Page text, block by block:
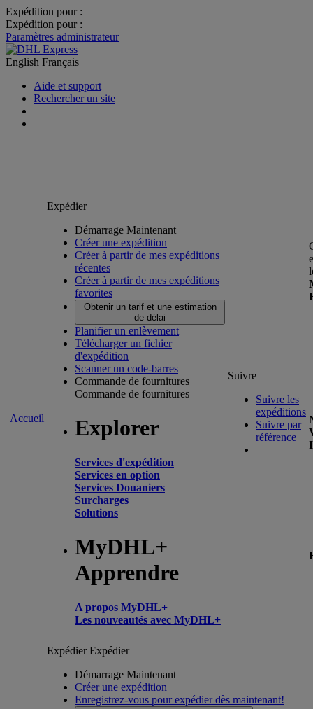
Expédition pour :
Expédition pour :
Paramètres administrateur
English Français
Aide et support
Rechercher un site
Accueil
Expédier
Démarrage Maintenant
Créer une expédition
Créer à partir de mes expéditions
récentes
Créer à partir de mes expéditions
favorites
Obtenir un tarif et une estimation
de délai
Planifier un enlèvement
Télécharger un fichier
d'expédition
Scanner un code-barres
Commande de fournitures
Commande de fournitures
Explorer
Services d'expédition
Services en option
Services Douaniers
Surcharges
Solutions
MyDHL+
Apprendre
A propos MyDHL+
Les nouveautés avec MyDHL+
Suivre
Suivre les
expéditions
Suivre par
référence
ExpédierExpédier
Démarrage Maintenant
Créer une expédition
Enregistrez-vous pour expédier dès maintenant!